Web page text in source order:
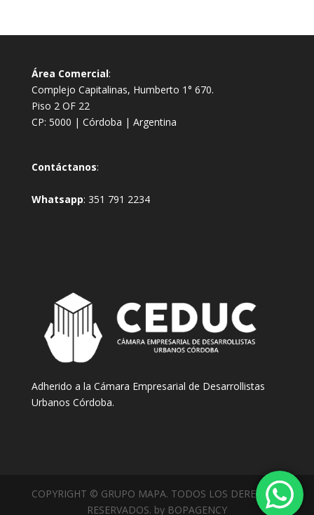
Área Comercial:
Complejo Capitalinas, Humberto 1° 670.
Piso 2 OF 22
CP: 5000 | Córdoba | Argentina
Contáctanos:
Whatsapp: 351 791 2234
Adherido a la Cámara Empresarial de Desarrollistas
Urbanos Córdoba.
COPYRIGHT © GRUPO MAPA. TODOS LOS DERECHOS
RESERVADOS. by BOPAGENCY